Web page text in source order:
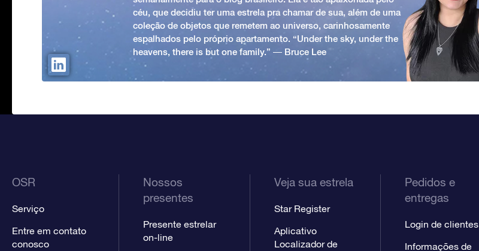
céu, que decidiu ter uma estrela pra chamar de sua, além de uma
coleção de objetos que remetem ao universo, carinhosamente
espalhados pelo próprio apartamento. “Under the sky, under the
heavens, there is but one family.” ― Bruce Lee
OSR
Serviço
Entre em contato
conosco
Nossos
presentes
Presente estrelar
on-line
Veja sua estrela
Star Register
Aplicativo
Localizador de
Pedidos e
entregas
Login de clientes
Informações de